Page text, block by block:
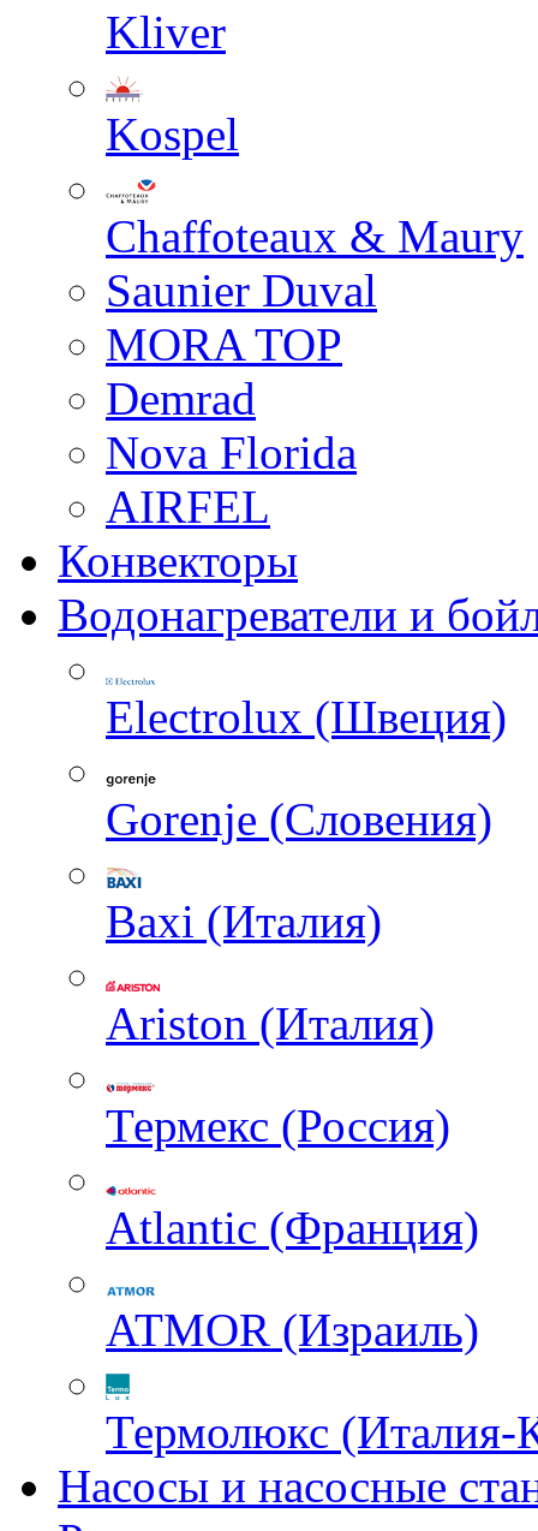
Kliver
Kospel
Chaffoteaux & Maury
Saunier Duval
MORA TOP
Demrad
Nova Florida
AIRFEL
Конвекторы
Водонагреватели и
Electrolux (Швеция)
Gorenje (Словения)
Baxi (Италия)
Ariston (Италия)
Термекс (Россия)
Atlantic (Франция)
ATMOR (Израиль)
Термолюкс (Италия-
Насосы и насосные